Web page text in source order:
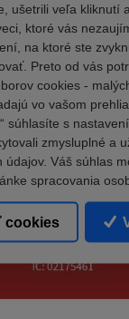
ušetrili veľa kliknutí
ktoré vás
na ktoré ste
Preto od vás
cookies -
vo vašom
súhlasíte s
zmysluplné a
údajov. Váš súhlas
spracovania
cookies